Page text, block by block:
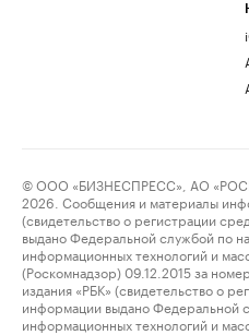
© ООО «БИЗНЕСПРЕСС», АО
2026. Сообщения и материалы
(свидетельство о регистрации
выдано Федеральной службой по
информационных технологий и
(Роскомнадзор) 09.12.2015 за
издания «РБК» (свидетельство о
информации выдано Федеральной
информационных технологий и